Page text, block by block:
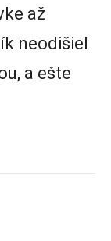
až
neodišiel
a ešte